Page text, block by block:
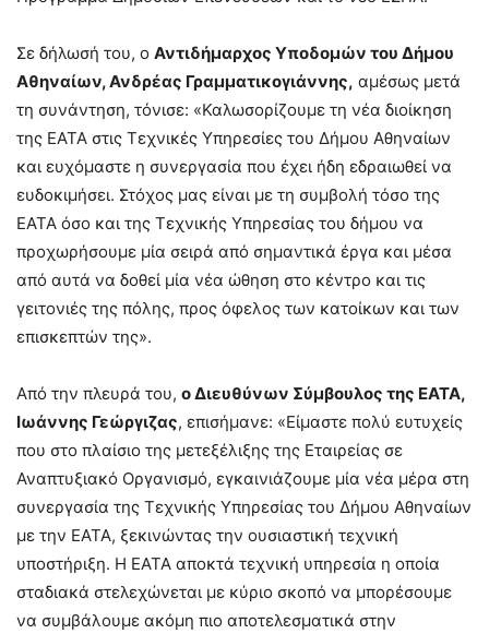
Σε δήλωσή του, ο Αντιδήμαρχος Υποδομών του Δήμου
Αθηναίων, Ανδρέας Γραμματικογιάννης, αμέσως μετά
τη συνάντηση, τόνισε: «Καλωσορίζουμε τη νέα διοίκηση
της ΕΑΤΑ στις Τεχνικές Υπηρεσίες του Δήμου Αθηναίων
και ευχόμαστε η συνεργασία που έχει ήδη εδραιωθεί να
ευδοκιμήσει. Στόχος μας είναι με τη συμβολή τόσο της
ΕΑΤΑ όσο και της Τεχνικής Υπηρεσίας του δήμου να
προχωρήσουμε μία σειρά από σημαντικά έργα και μέσα
από αυτά να δοθεί μία νέα ώθηση στο κέντρο και τις
γειτονιές της πόλης, προς όφελος των κατοίκων και των
επισκεπτών της».
Από την πλευρά του, ο Διευθύνων Σύμβουλος της ΕΑΤΑ,
Ιωάννης Γεώργιζας, επισήμανε: «Είμαστε πολύ ευτυχείς
που στο πλαίσιο της μετεξέλιξης της Εταιρείας σε
Αναπτυξιακό Οργανισμό, εγκαινιάζουμε μία νέα μέρα στη
συνεργασία της Τεχνικής Υπηρεσίας του Δήμου Αθηναίων
με την ΕΑΤΑ, ξεκινώντας την ουσιαστική τεχνική
υποστήριξη. Η ΕΑΤΑ αποκτά τεχνική υπηρεσία η οποία
σταδιακά στελεχώνεται με κύριο σκοπό να μπορέσουμε
να συμβάλουμε ακόμη πιο αποτελεσματικά στην